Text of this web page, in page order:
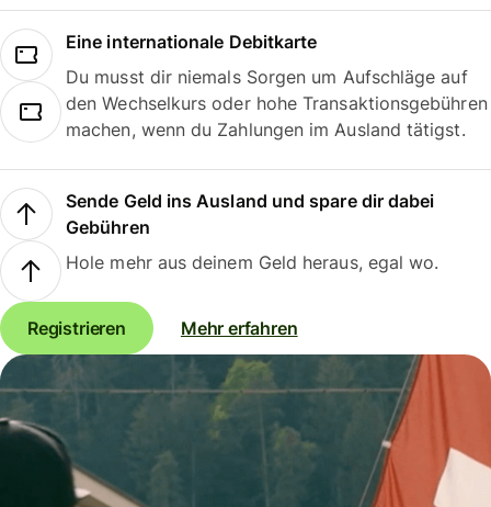
Eine internationale Debitkarte
Du musst dir niemals Sorgen um Aufschläge auf
den Wechselkurs oder hohe Transaktionsgebühren
machen, wenn du Zahlungen im Ausland tätigst.
Sende Geld ins Ausland und spare dir dabei
Gebühren
Hole mehr aus deinem Geld heraus, egal wo.
Registrieren Mehr erfahren